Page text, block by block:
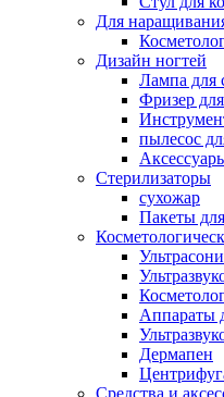
Для
Дизайн ногтей
Лампа для
Фризер
пылесос
Стерилизаторы
сухожар
Пакеты
Аппараты
Дермапен
Средства и